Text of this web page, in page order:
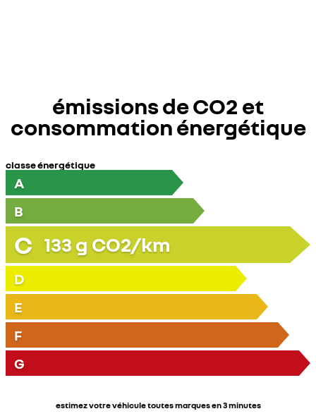
émissions de CO2 et
consommation énergétique
classe énergétique
A
B
C 133 g CO2/km
D
E
F
G
estimez votre véhicule toutes marques en 3 minutes